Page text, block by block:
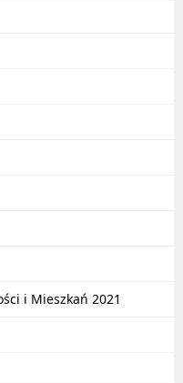
i Mieszkań 2021